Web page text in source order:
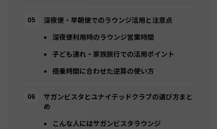
深夜便・早朝便でのラウンジ活用と注意点
深夜便利用時のラウンジ営業時間
子ども連れ・家族旅行での活用ポイント
搭乗時間に合わせた逆算の使い方
サガンビスタとユナイテッドクラブの選び方まと
め
こんな人にはサガンビスタラウンジ